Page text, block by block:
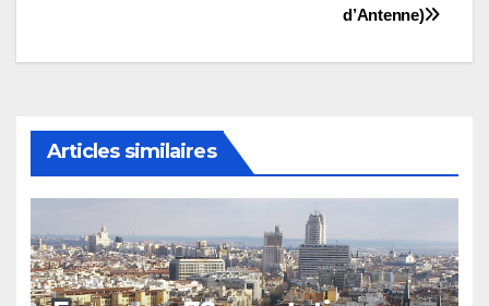
d’Antenne)
Articles similaires